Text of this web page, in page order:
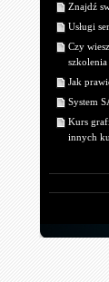
Znajdź
Usługi
Czy
szkolenia
Jak
System
Kurs
innych